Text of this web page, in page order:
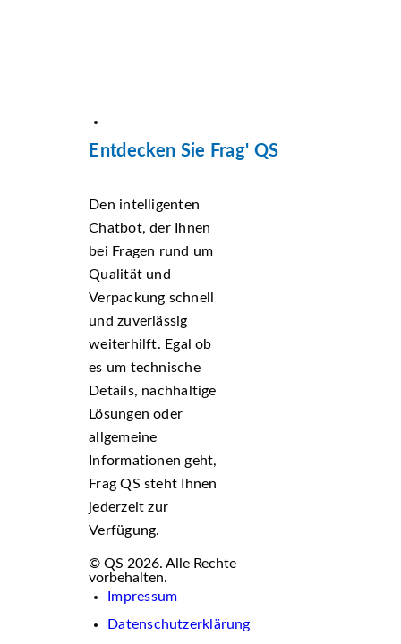
Entdecken Sie Frag' QS
Den intelligenten
Chatbot, der Ihnen
bei Fragen rund um
Qualität und
Verpackung schnell
und zuverlässig
weiterhilft. Egal ob
es um technische
Details, nachhaltige
Lösungen oder
allgemeine
Informationen geht,
Frag QS steht Ihnen
jederzeit zur
Verfügung.
© QS 2026. Alle Rechte
vorbehalten.
Impressum
Datenschutzerklärung